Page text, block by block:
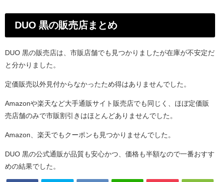
DUO 黒の販売店まとめ
DUO 黒の販売店は、市販店舗でも見つかりましたが在庫が不安定だ
と分かりました。
定価販売以外見付からなかったため得はありませんでした。
Amazonや楽天など大手通販サイト販売店でも同じく、ほぼ定価販
売店舗のみで市販割引きはほとんどありませんでした。
Amazon、楽天でもクーポンも見つかりませんでした。
DUO 黒の公式通販が品質も安心かつ、価格も半額なので一番おすす
めの結果でした。